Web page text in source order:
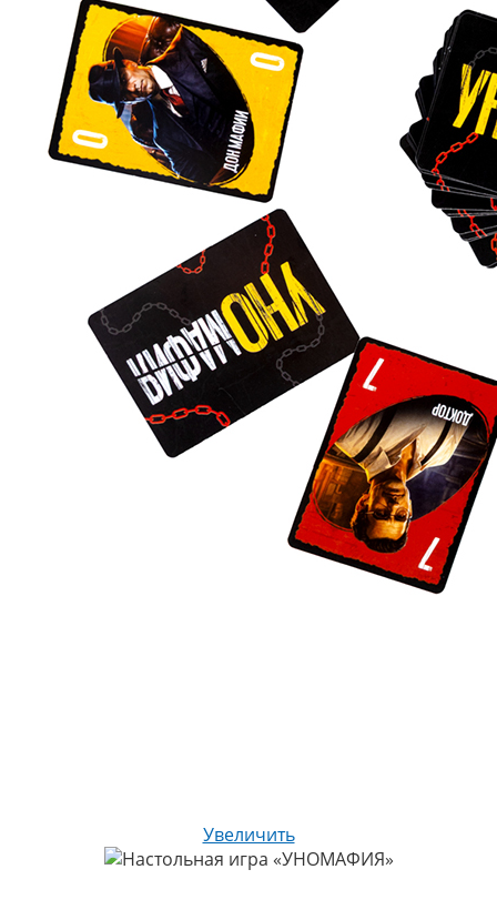
Увеличить